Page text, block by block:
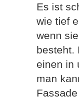
Es ist
wie tief
wenn
besteht.
einen in
man